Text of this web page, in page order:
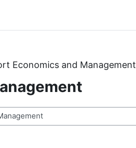
Economics and Management